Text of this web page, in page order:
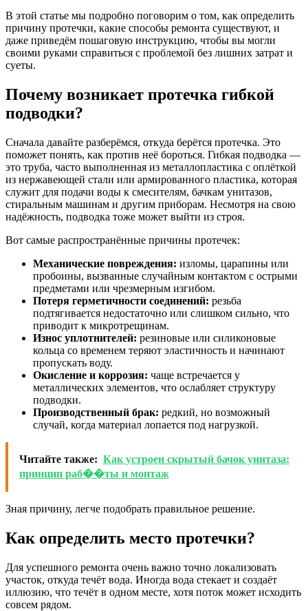
В этой статье мы подробно поговорим о том, как определить
причину протечки, какие способы ремонта существуют, и
даже приведём пошаговую инструкцию, чтобы вы могли
своими руками справиться с проблемой без лишних затрат и
суеты.
Почему возникает протечка гибкой
подводки?
Сначала давайте разберёмся, откуда берётся протечка. Это
поможет понять, как против неё бороться. Гибкая подводка —
это труба, часто выполненная из металлопластика с оплёткой
из нержавеющей стали или армированного пластика, которая
служит для подачи воды к смесителям, бачкам унитазов,
стиральным машинам и другим приборам. Несмотря на свою
надёжность, подводка тоже может выйти из строя.
Вот самые распространённые причины протечек:
Механические повреждения: изломы, царапины или
пробоины, вызванные случайным контактом с острыми
предметами или чрезмерным изгибом.
Потеря герметичности соединений: резьба
подтягивается недостаточно или слишком сильно, что
приводит к микротрещинам.
Износ уплотнителей: резиновые или силиконовые
кольца со временем теряют эластичность и начинают
пропускать воду.
Окисление и коррозия: чаще встречается у
металлических элементов, что ослабляет структуру
подводки.
Производственный брак: редкий, но возможный
случай, когда материал лопается под нагрузкой.
Читайте также: Как устроен скрытый бачок унитаза:
принцип раб��ты и монтаж
Зная причину, легче подобрать правильное решение.
Как определить место протечки?
Для успешного ремонта очень важно точно локализовать
участок, откуда течёт вода. Иногда вода стекает и создаёт
иллюзию, что течёт в одном месте, хотя поток может исходить
совсем рядом.